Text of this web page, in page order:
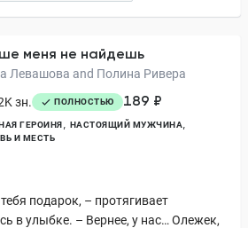
меня не найдешь
Левашова and Полина Ривера
зн.
ПОЛНОСТЬЮ 189 ₽
ГЕРОИНЯ
НАСТОЯЩИЙ МУЖЧИНА
И МЕСТЬ
подарок, – протягивает
в улыбке. – Вернее, у нас… Олежек,